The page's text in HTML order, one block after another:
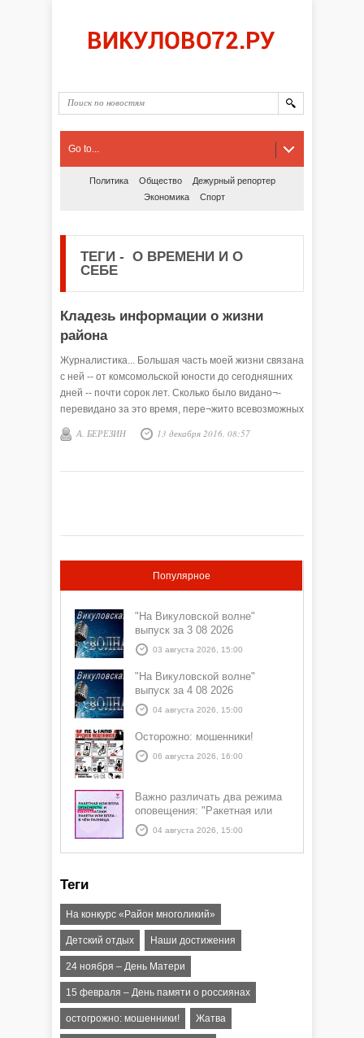
Go to...
Политика Общество
Дежурный репортер
Экономика
Спорт
ТЕГИ - О ВРЕМЕНИ И О
СЕБЕ
Кладезь информации о жизни
района
Журналистика... Большая часть моей жизни связана
с ней -- от комсомольской юности до сегодняшних
дней -- почти сорок лет. Сколько было видано¬-
перевидано за это время, пере¬жито всевозможных
ощущений, передать трудно, почти невоз¬можно.
А. БЕРЕЗИН 13 декабря 2016, 08:57
Популярное
"На Викуловской волне"
выпуск за 3 08 2026
03 августа 2026, 15:00
"На Викуловской волне"
выпуск за 4 08 2026
04 августа 2026, 15:00
Осторожно: мошенники!
06 августа 2026, 16:00
Важно различать два режима
оповещения: "Ракетная или
БПЛА опасность" и "Угроза
атаки ракеты или БПЛА"
04 августа 2026, 15:00
Теги
На конкурс «Район многоликий»
Детский отдых Наши достижения
24 ноября – День Матери
15 февраля – День памяти о россиянах
остогрожно: мошенники! Жатва